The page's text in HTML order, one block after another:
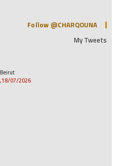
Follow @CHARQOUNA
My Tweets
Beirut
18/07/2026, 4:01 م